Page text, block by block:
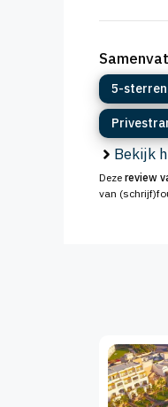
5-sterren
Bekijk
Deze review
van